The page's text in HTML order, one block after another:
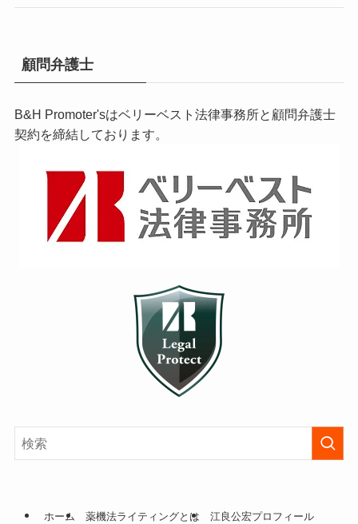
顧問弁護士
B&H Promoter'sはベリーベスト法律事務所と顧問弁護士
契約を締結しております。
ホーム 薬機法ライティングとは 江良公宏プロフィール